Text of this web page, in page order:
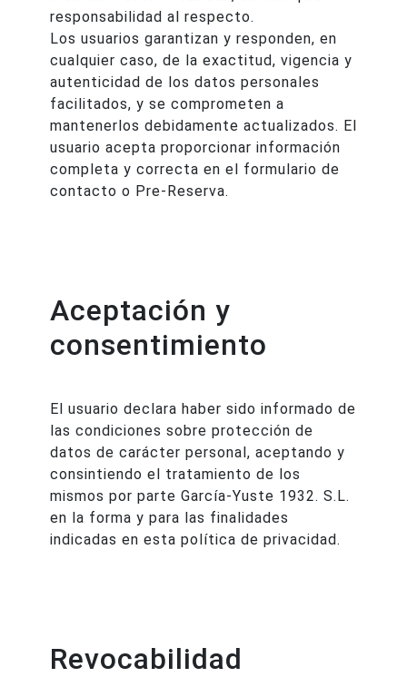
responsabilidad al respecto.
Los usuarios garantizan y responden, en
cualquier caso, de la exactitud, vigencia y
autenticidad de los datos personales
facilitados, y se comprometen a
mantenerlos debidamente actualizados. El
usuario acepta proporcionar información
completa y correcta en el formulario de
contacto o Pre-Reserva.
Aceptación y
consentimiento
El usuario declara haber sido informado de
las condiciones sobre protección de
datos de carácter personal, aceptando y
consintiendo el tratamiento de los
mismos por parte García-Yuste 1932. S.L.
en la forma y para las finalidades
indicadas en esta política de privacidad.
Revocabilidad